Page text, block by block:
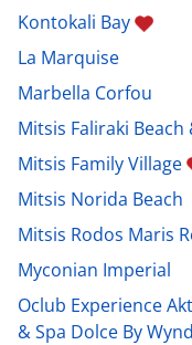
Kontokali Bay
La Marquise
Marbella Corfou
Mitsis Faliraki Beach
Mitsis Family Village
Mitsis Norida Beach
Mitsis Rodos Maris
Myconian Imperial
Oclub Experience
& Spa Dolce By